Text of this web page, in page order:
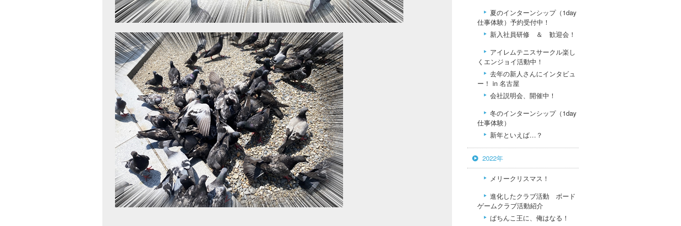
夏のインターンシップ（1day
仕事体験）予約受付中！
新入社員研修 ＆ 歓迎会！
アイレムテニスサークル楽し
くエンジョイ活動中！
去年の新人さんにインタビュ
ー！ in 名古屋
会社説明会、開催中！
冬のインターンシップ（1day
仕事体験）
新年といえば…？
2022年
メリークリスマス！
進化したクラブ活動 ボード
ゲームクラブ活動紹介
ぱちんこ王に、俺はなる！